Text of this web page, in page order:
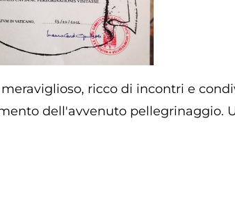
ricco di incontri e
dell'avvenuto pellegrinaggio.